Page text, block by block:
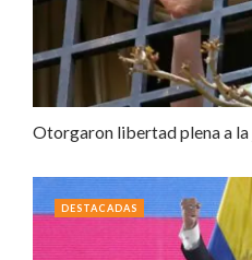
Otorgaron libertad plena a
DESTACADAS